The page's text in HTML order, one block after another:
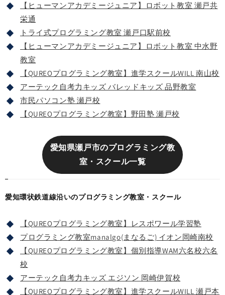
【ヒューマンアカデミージュニア】ロボット教室 瀬戸共
栄通
トライ式プログラミング教室 瀬戸口駅前校
【ヒューマンアカデミージュニア】ロボット教室 中水野
教室
【QUREOプログラミング教室】進学スクールWILL 南山校
アーテック自考力キッズ バレッドキッズ 品野教室
市民パソコン塾 瀬戸校
【QUREOプログラミング教室】野田塾 瀬戸校
愛知県瀬戸市のプログラミング教
室・スクール一覧
愛知環状鉄道線沿いのプログラミング教室・スクール
【QUREOプログラミング教室】レスポワール学習塾
プログラミング教室manalgo(まなるご) イオン岡崎南校
【QUREOプログラミング教室】個別指導WAM六名校六名
校
アーテック自考力キッズ エジソン 岡崎伊賀校
【QUREOプログラミング教室】進学スクールWILL 瀬戸本